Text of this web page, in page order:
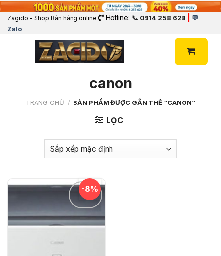
Zagido - Shop Bán hàng online Hotline: 📞 0914 258 628
💬
Zalo
canon
TRANG CHỦ / SẢN PHẨM ĐƯỢC GẮN THẺ “CANON”
LỌC
-8%
Add